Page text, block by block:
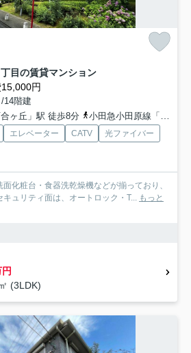
目の賃貸マンション
円
14階建
ヶ丘」駅 徒歩8分
小田急小田原線「百合ヶ丘」駅 徒歩12分
エレベーター CATV
光ファイバー
化粧台・食器洗乾燥機などが揃っており、
ュリティ面は、オートロック・T... もっと
(3LDK)